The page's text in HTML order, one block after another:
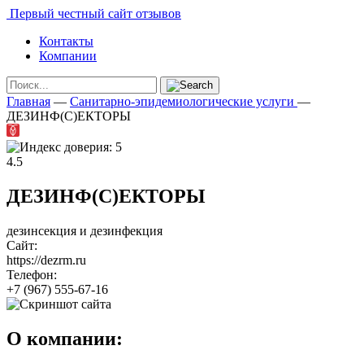
Первый честный сайт отзывов
Контакты
Компании
Главная — Санитарно-эпидемиологические услуги —
ДЕЗИНФ(С)ЕКТОРЫ
4.5
ДЕЗИНФ(С)ЕКТОРЫ
дезинсекция и дезинфекция
Сайт:
https://dezrm.ru
Телефон:
+7 (967) 555-67-16
О компании: